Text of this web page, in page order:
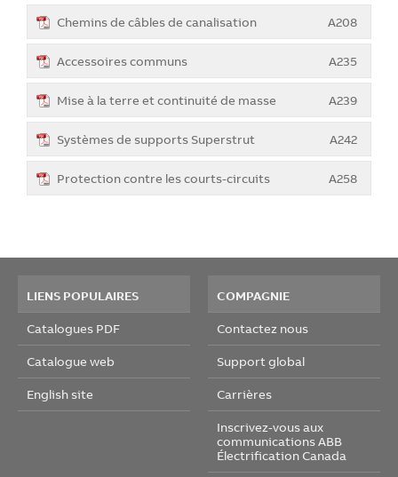
A208
Chemins de câbles de canalisation
A235
Accessoires communs
A239
Mise à la terre et continuité de masse
A242
Systèmes de supports Superstrut
A258
Protection contre les courts-circuits
LIENS POPULAIRES
Catalogues PDF
Catalogue web
English site
COMPAGNIE
Contactez nous
Support global
Carrières
Inscrivez-vous aux
communications ABB
Électrification Canada